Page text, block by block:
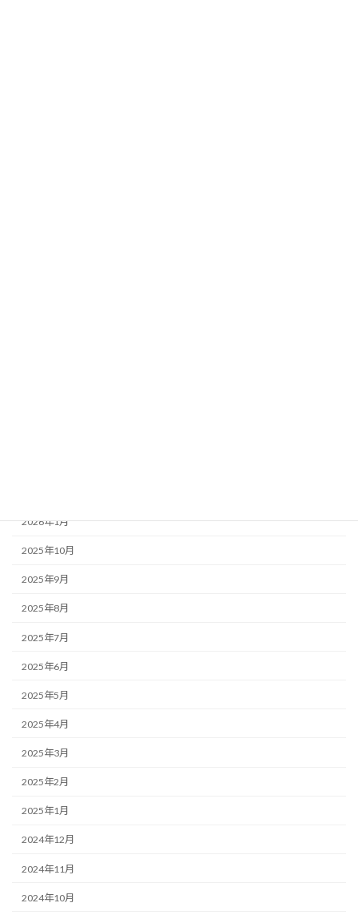
2026年1月
2025年10月
2025年9月
2025年8月
2025年7月
2025年6月
2025年5月
2025年4月
2025年3月
2025年2月
2025年1月
2024年12月
2024年11月
2024年10月